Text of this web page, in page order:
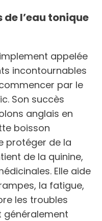
l’eau tonique
appelée
incontournables
par le
Son succès
anglais en
boisson
protéger de la
de la quinine,
Elle aide
la fatigue,
les troubles
généralement